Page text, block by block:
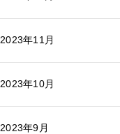
2023年11月
2023年10月
2023年9月